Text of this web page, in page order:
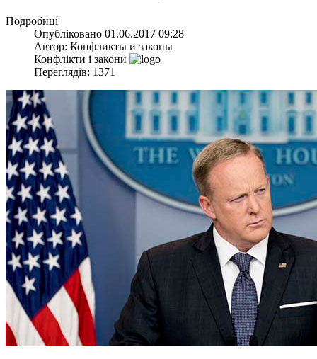
Подробиці
Опубліковано 01.06.2017 09:28
Автор: Конфликты и законы
Конфлікти і закони
Переглядів: 1371